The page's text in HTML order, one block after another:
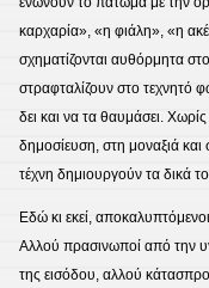
καρχαρία», «η φιάλη», «η
σχηματίζονται αυθόρμητα
στραφταλίζουν στο τεχνητό
δει και να τα θαυμάσει.
δημοσίευση, στη μοναξιά
τέχνη δημιουργούν τα δικά
Εδώ κι εκεί,
Αλλού πρασινωποί από την
της εισόδου, αλλού